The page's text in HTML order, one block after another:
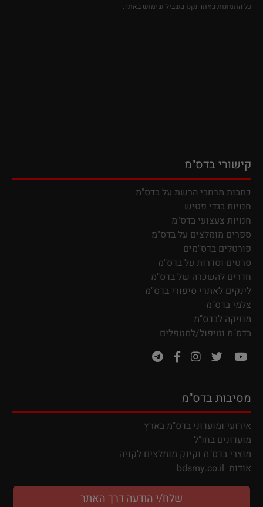
כל התמונות באתר נקנו בשביל שימוש באתר.
קישורי בדס"מ
כתבות מרחבי הרשת על בדס"מ
חנויות בגדי פטיש
חנויות צעצועי בדס"מ
ספרים מומלצים על בדס"מ
פורטלים בדס"מים
סרטים וסדרות על בדס"מ
חדרים להשכרה של בדס"מ
לינקים לאתרי סיפורי בדס"מ
צלמי בדס"מ
מוזיקה לבדס"מ
בדס"מ וטיפול/למטפלים
מסיבות בדס"מ
אירועי ומועדוני בדס"מ בארץ
מועדונים בחו"ל
מוצרי בדס"מ וקינק מומלצים לקניה
אודות
שלח/י הודעה דרך האתר